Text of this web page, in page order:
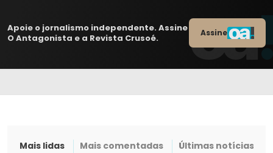
Apoie o jornalismo independente. Assine
O Antagonista e a Revista Crusoé.
Assine
Mais lidas Mais comentadas Últimas notícias